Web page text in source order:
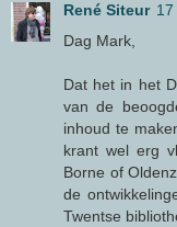
René Siteur
Dag Mark,
Dat het in het
van de
inhoud te
krant wel erg
Borne of
de
Twentse